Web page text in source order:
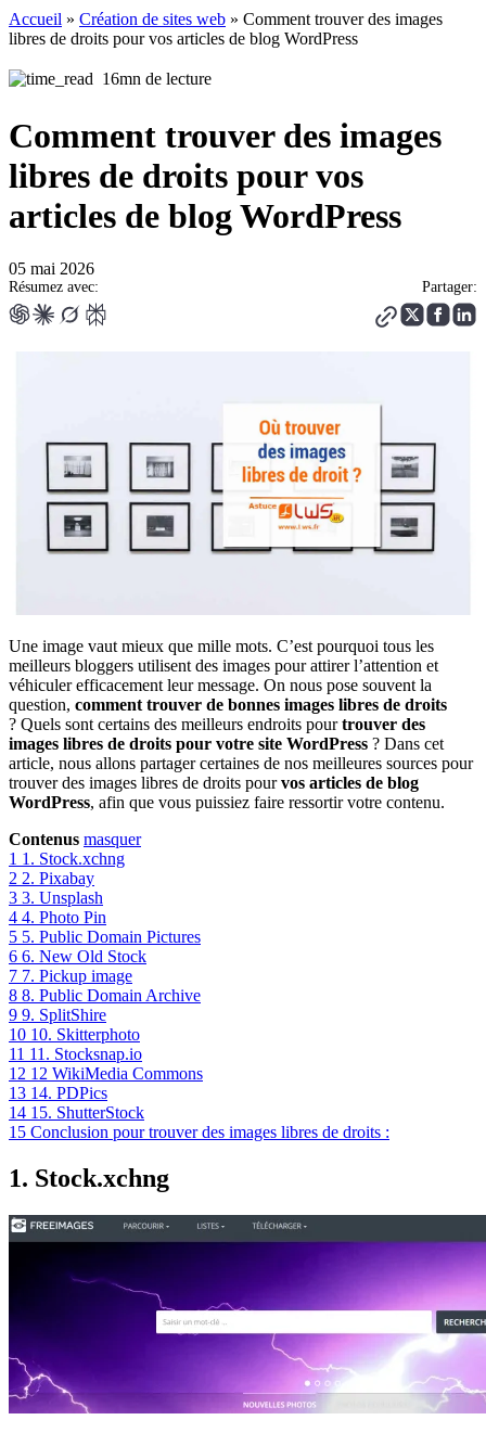
Accueil » Création de sites web » Comment trouver des images
libres de droits pour vos articles de blog WordPress
16mn de lecture
Comment trouver des images
libres de droits pour vos
articles de blog WordPress
05 mai 2026
Résumez avec: Partager:
Une image vaut mieux que mille mots. C’est pourquoi tous les
meilleurs bloggers utilisent des images pour attirer l’attention et
véhiculer efficacement leur message. On nous pose souvent la
question, comment trouver de bonnes images libres de droits
? Quels sont certains des meilleurs endroits pourtrouver des
images libres de droits pour votre site WordPress ? Dans cet
article, nous allons partager certaines de nos meilleures sources pour
trouver des images libres de droits pourvos articles de blog
WordPress, afin que vous puissiez faire ressortir votre contenu.
Contenus masquer
1 1. Stock.xchng
2 2. Pixabay
3 3. Unsplash
4 4. Photo Pin
5 5. Public Domain Pictures
6 6. New Old Stock
7 7. Pickup image
8 8. Public Domain Archive
9 9. SplitShire
10 10. Skitterphoto
11 11. Stocksnap.io
12 12 WikiMedia Commons
13 14. PDPics
14 15. ShutterStock
15 Conclusion pour trouver des images libres de droits :
1. Stock.xchng